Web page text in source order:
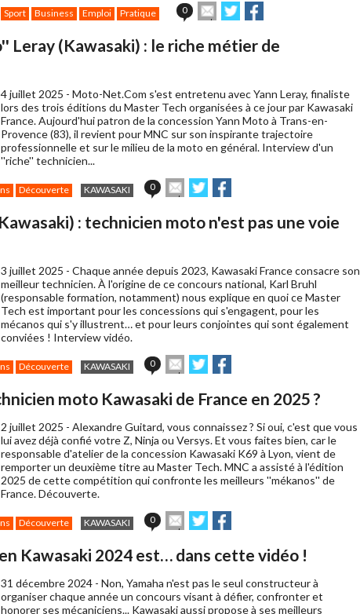
Sport Business Emploi Pratique 0
Envoyer
cet
à
Partager
sur sur
Leray (Kawasaki) : le riche métier de
4 juillet 2025 - Moto-Net.Com s'est entretenu avec Yann Leray, finaliste
lors des trois éditions du Master Tech organisées à ce jour par Kawasaki
France. Aujourd'hui patron de la concession Yann Moto à Trans-en-
Provence (83), il revient pour MNC sur son inspirante trajectoire
professionnelle et sur le milieu de la moto en général. Interview d'un
''riche'' technicien...
Découverte KAWASAKI 0
Envoyer
cet
à
Partager
sur sur
: technicien moto n'est pas une voie
3 juillet 2025 - Chaque année depuis 2023, Kawasaki France consacre son
meilleur technicien. À l'origine de ce concours national, Karl Bruhl
(responsable formation, notamment) nous explique en quoi ce Master
Tech est important pour les concessions qui s'engagent, pour les
mécanos qui s'y illustrent… et pour leurs conjointes qui sont également
conviées ! Interview vidéo.
Découverte KAWASAKI 0
Envoyer
cet
à
ami
Partager
sur sur
moto Kawasaki de France en 2025 ?
2 juillet 2025 - Alexandre Guitard, vous connaissez ? Si oui, c'est que vous
lui avez déjà confié votre Z, Ninja ou Versys. Et vous faites bien, car le
responsable d'atelier de la concession Kawasaki K69 à Lyon, vient de
remporter un deuxième titre au Master Tech. MNC a assisté à l'édition
2025 de cette compétition qui confronte les meilleurs ''mékanos'' de
France. Découverte.
Découverte KAWASAKI 0
Envoyer
cet
à
ami
Partager
sur sur
Kawasaki 2024 est… dans cette vidéo !
31 décembre 2024 - Non, Yamaha n'est pas le seul constructeur à
organiser chaque année un concours visant à défier, confronter et
honorer ses mécaniciens... Kawasaki aussi propose à ses meilleurs